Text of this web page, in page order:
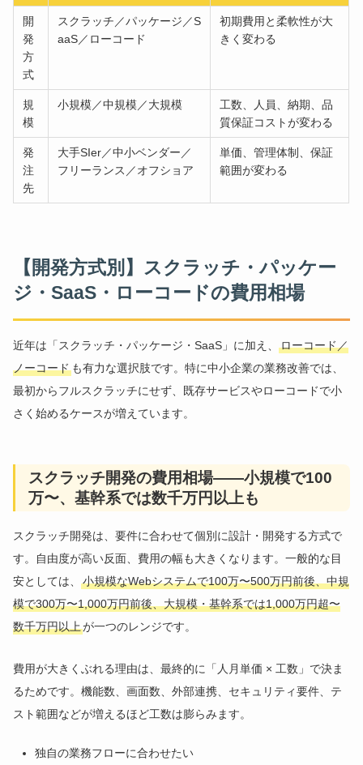
開
発
方
式
スクラッチ／パッケージ／S
aaS／ローコード
初期費用と柔軟性が大
きく変わる
規
模
小規模／中規模／大規模
工数、人員、納期、品
質保証コストが変わる
発
注
先
大手SIer／中小ベンダー／
フリーランス／オフショア
単価、管理体制、保証
範囲が変わる
【開発方式別】スクラッチ・パッケー
ジ・SaaS・ローコードの費用相場
近年は「スクラッチ・パッケージ・SaaS」に加え、ローコード／
ノーコード も有力な選択肢です。特に中小企業の業務改善では、
最初からフルスクラッチにせず、既存サービスやローコードで小
さく始めるケースが増えています。
スクラッチ開発の費用相場——小規模で100
万〜、基幹系では数千万円以上も
スクラッチ開発は、要件に合わせて個別に設計・開発する方式で
す。自由度が高い反面、費用の幅も大きくなります。一般的な目
安としては、小規模なWebシステムで100万〜500万円前後、中規
模で300万〜1,000万円前後、大規模・基幹系では1,000万円超〜
数千万円以上が一つのレンジです。
費用が大きくぶれる理由は、最終的に「人月単価 × 工数」で決ま
るためです。機能数、画面数、外部連携、セキュリティ要件、テ
スト範囲などが増えるほど工数は膨らみます。
独自の業務フローに合わせたい